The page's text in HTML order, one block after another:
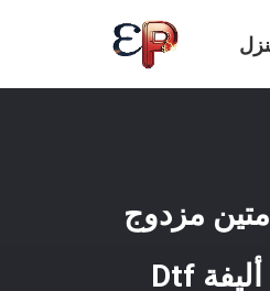
60 سم مت متين مزدوج
الجانب الطائرة الحبر بيضاء A3 حيوانات أليفة Dtf